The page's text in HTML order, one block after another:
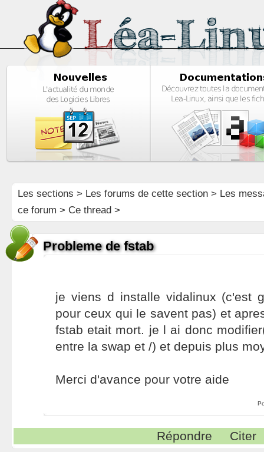
Les sections > Les forums de cette section> Les
ce forum > Ce thread >
Probleme de fstab
je viens d installe vidalinux (c'est
pour ceux qui le savent pas) et
fstab etait mort. je l ai donc
entre la swap et /) et depuis plus
Merci d'avance pour votre aide
Répondre Citer